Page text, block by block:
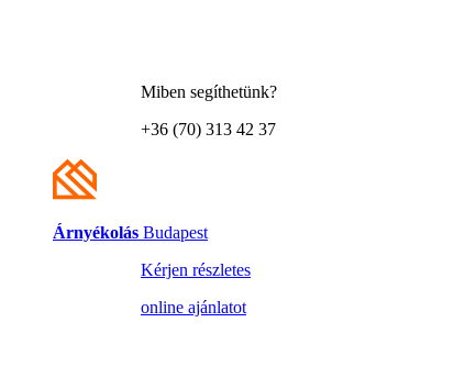
Miben segíthetünk?
+36 (70) 313 42 37
Árnyékolás Budapest
Kérjen részletes
online ajánlatot